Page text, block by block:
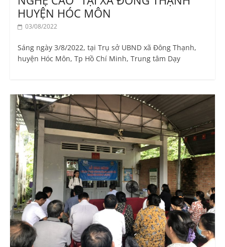
HUYỆN HÓC MÔN
03/08/2022
Sáng ngày 3/8/2022, tại Trụ sở UBND xã Đông Thạnh,
huyện Hóc Môn, Tp Hồ Chí Minh, Trung tâm Dạy